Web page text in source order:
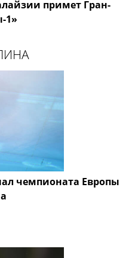
примет Гран-
1»
чемпионата Европы